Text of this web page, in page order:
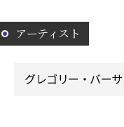
アーティスト
グレゴリー・バー